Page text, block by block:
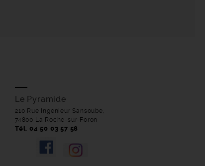
Le Pyramide
210 Rue Ingenieur Sansoube,
74800 La Roche-sur-Foron
Tél. 04 50 03 57 58